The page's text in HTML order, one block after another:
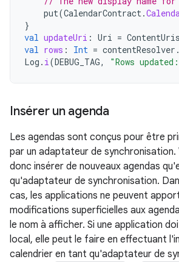
put(CalendarContract.
}
val updateUri : Uri = ContentUris
val rows : Int = contentResolver .
Log . i(DEBUG_TAG, "Rows updated:
Insérer un agenda
Les agendas sont conçus pour être
par un adaptateur de synchronisation.
donc insérer de nouveaux agendas
qu'adaptateur de synchronisation.
cas, les applications ne peuvent
modifications superficielles aux
le nom à afficher. Si une application
local, elle peut le faire en effectuant
calendrier en tant qu'adaptateur de